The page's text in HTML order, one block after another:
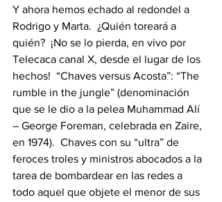
Y ahora hemos echado al redondel a
Rodrigo y Marta.  ¿Quién toreará a
quién?  ¡No se lo pierda, en vivo por
Telecaca canal X, desde el lugar de los
hechos!  “Chaves versus Acosta”: “The
rumble in the jungle” (denominación
que se le dio a la pelea Muhammad Alí
– George Foreman, celebrada en Zaire,
en 1974).  Chaves con su “ultra” de
feroces troles y ministros abocados a la
tarea de bombardear en las redes a
todo aquel que objete el menor de sus